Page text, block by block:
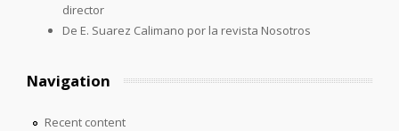
director
De E. Suarez Calimano por la revista Nosotros
Navigation
Recent content